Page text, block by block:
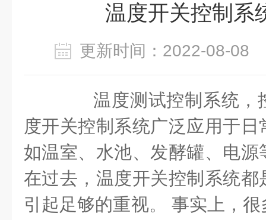
温度开关控制系
更新时间：2022-08-
温度测试控制系统，
度开关控制系统广泛应用于
如温室、水池、发酵罐、电
在过去，温度开关控制系统
引起足够的重视。
事实上，